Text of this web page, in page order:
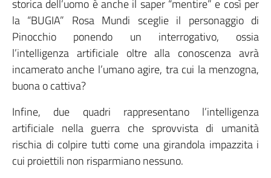
storica dell’uomo è anche il saper “mentire” e così per
la “BUGIA” Rosa Mundi sceglie il personaggio di
Pinocchio ponendo un interrogativo, ossia
l’intelligenza artificiale oltre alla conoscenza avrà
incamerato anche l’umano agire, tra cui la menzogna,
buona o cattiva?
Infine, due quadri rappresentano l’intelligenza
artificiale nella guerra che sprovvista di umanità
rischia di colpire tutti come una girandola impazzita i
cui proiettili non risparmiano nessuno.